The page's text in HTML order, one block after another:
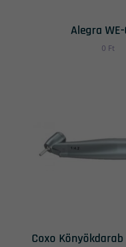
Alegra
0 Ft
Coxo Könyökdarab